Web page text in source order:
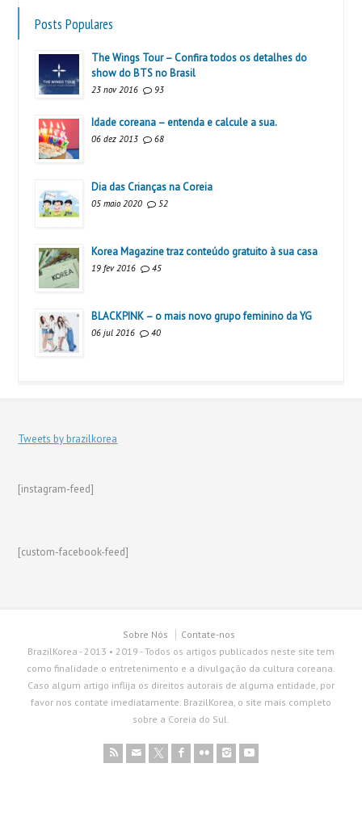
Posts Populares
The Wings Tour – Confira todos os detalhes do
show do BTS no Brasil
23 nov 2016 93
Idade coreana – entenda e calcule a sua.
06 dez 2013 68
Dia das Crianças na Coreia
05 maio 2020 52
Korea Magazine traz conteúdo gratuito à sua casa
19 fev 2016 45
BLACKPINK – o mais novo grupo feminino da YG
06 jul 2016 40
Tweets by brazilkorea
[instagram-feed]
[custom-facebook-feed]
Sobre Nós
Contate-nos
BrazilKorea - 2013 • 2019 - Todos os artigos publicados neste site tem
como finalidade o entretenimento e a divulgação da cultura coreana.
Caso algum artigo inflija os direitos autorais de alguma entidade, por
favor nos contate imediatamente. BrazilKorea, o site mais completo
sobre a Coreia do Sul.